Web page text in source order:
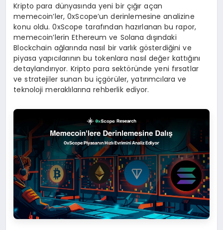
Kripto para dünyasında yeni bir çığır açan
memecoin’ler, 0xScope’un derinlemesine analizine
konu oldu. 0xScope tarafından hazırlanan bu rapor,
memecoin’lerin Ethereum ve Solana dışındaki
Blockchain ağlarında nasıl bir varlık gösterdiğini ve
piyasa yapıcılarının bu tokenlara nasıl değer kattığını
detaylandırıyor. Kripto para sektöründe yeni fırsatlar
ve stratejiler sunan bu içgörüler, yatırımcılara ve
teknoloji meraklılarına rehberlik ediyor.